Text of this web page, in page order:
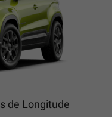
de Longitude